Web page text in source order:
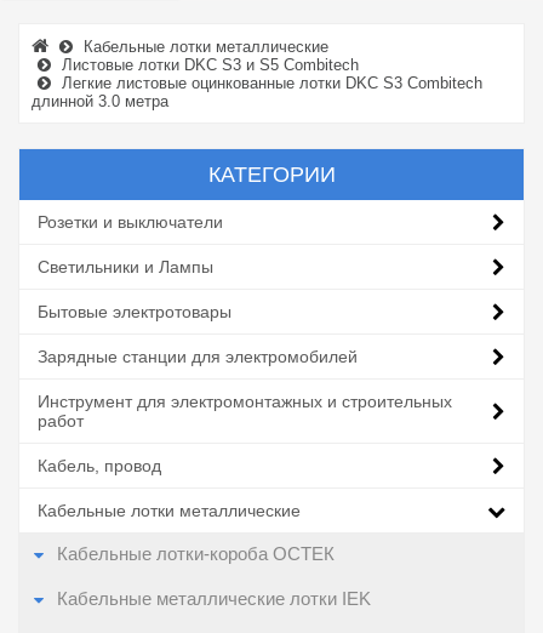
Кабельные лотки металлические
Листовые лотки DKC S3 и S5 Combitech
Легкие листовые оцинкованные лотки DKC S3 Combitech
длинной 3.0 метра
КАТЕГОРИИ
Розетки и выключатели
Светильники и Лампы
Бытовые электротовары
Зарядные станции для электромобилей
Инструмент для электромонтажных и строительных
работ
Кабель, провод
Кабельные лотки металлические
Кабельные лотки-короба ОСТЕК
Кабельные металлические лотки IEK